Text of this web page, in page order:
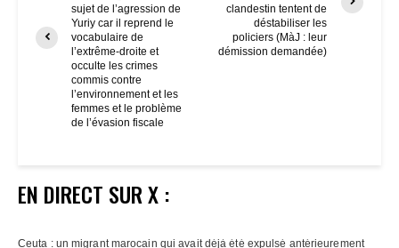
sujet de l’agression de
Yuriy car il reprend le
vocabulaire de
l’extrême-droite et
occulte les crimes
commis contre
l’environnement et les
femmes et le problème
de l’évasion fiscale
clandestin tentent de
déstabiliser les
policiers (MàJ : leur
démission demandée)
EN DIRECT SUR X :